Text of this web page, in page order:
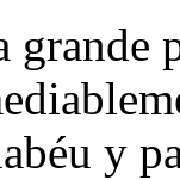
grande
y